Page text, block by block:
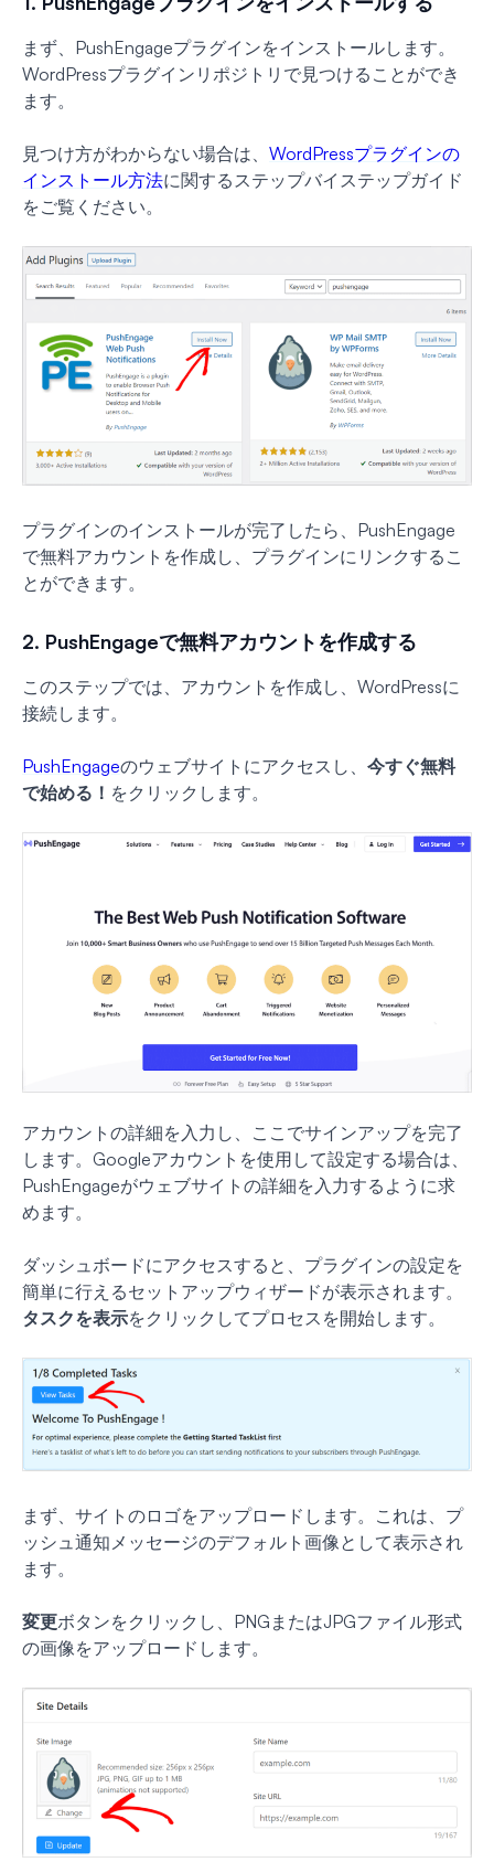
まず、PushEngageプラグインをインストールします。
WordPressプラグインリポジトリで見つけることができ
ます。
見つけ方がわからない場合は、 WordPressプラグインの
インストール方法に関するステップバイステップガイド
をご覧ください。
プラグインのインストールが完了したら、PushEngage
で無料アカウントを作成し、プラグインにリンクするこ
とができます。
2. PushEngageで無料アカウントを作成する
このステップでは、アカウントを作成し、WordPressに
接続します。
PushEngageのウェブサイトにアクセスし、 今すぐ無料
で始める！ をクリックします。
アカウントの詳細を入力し、ここでサインアップを完了
します。Googleアカウントを使用して設定する場合は、
PushEngageがウェブサイトの詳細を入力するように求
めます。
ダッシュボードにアクセスすると、プラグインの設定を
簡単に行えるセットアップウィザードが表示されます。
タスクを表示をクリックしてプロセスを開始します。
まず、サイトのロゴをアップロードします。これは、プ
ッシュ通知メッセージのデフォルト画像として表示され
ます。
変更ボタンをクリックし、PNGまたはJPGファイル形式
の画像をアップロードします。